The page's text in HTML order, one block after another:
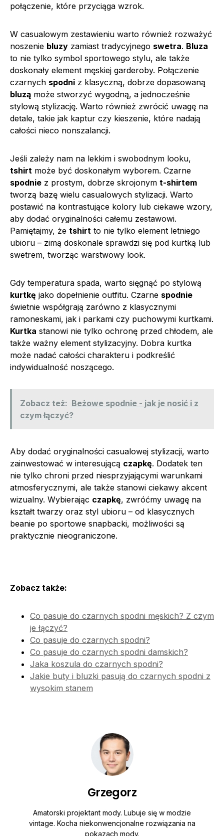
połączenie, które przyciąga wzrok.
W casualowym zestawieniu warto również rozważyć
noszenie bluzy zamiast tradycyjnego swetra. Bluza
to nie tylko symbol sportowego stylu, ale także
doskonały element męskiej garderoby. Połączenie
czarnych spodni z klasyczną, dobrze dopasowaną
bluzą może stworzyć wygodną, a jednocześnie
stylową stylizację. Warto również zwrócić uwagę na
detale, takie jak kaptur czy kieszenie, które nadają
całości nieco nonszalancji.
Jeśli zależy nam na lekkim i swobodnym looku,
tshirt może być doskonałym wyborem. Czarne
spodnie z prostym, dobrze skrojonym t-shirtem
tworzą bazę wielu casualowych stylizacji. Warto
postawić na kontrastujące kolory lub ciekawe wzory,
aby dodać oryginalności całemu zestawowi.
Pamiętajmy, że tshirt to nie tylko element letniego
ubioru – zimą doskonale sprawdzi się pod kurtką lub
swetrem, tworząc warstwowy look.
Gdy temperatura spada, warto sięgnąć po stylową
kurtkę jako dopełnienie outfitu. Czarne spodnie
świetnie współgrają zarówno z klasycznymi
ramoneskami, jak i parkami czy puchowymi kurtkami.
Kurtka stanowi nie tylko ochronę przed chłodem, ale
także ważny element stylizacyjny. Dobra kurtka
może nadać całości charakteru i podkreślić
indywidualność noszącego.
Zobacz też: Beżowe spodnie - jak je nosić i z
czym łączyć?
Aby dodać oryginalności casualowej stylizacji, warto
zainwestować w interesującą czapkę. Dodatek ten
nie tylko chroni przed niesprzyjającymi warunkami
atmosferycznymi, ale także stanowi ciekawy akcent
wizualny. Wybierając czapkę, zwróćmy uwagę na
kształt twarzy oraz styl ubioru – od klasycznych
beanie po sportowe snapbacki, możliwości są
praktycznie nieograniczone.
Zobacz także:
Co pasuje do czarnych spodni męskich? Z czym
je łączyć?
Co pasuje do czarnych spodni?
Co pasuje do czarnych spodni damskich?
Jaka koszula do czarnych spodni?
Jakie buty i bluzki pasują do czarnych spodni z
wysokim stanem
Grzegorz
Amatorski projektant mody. Lubuje się w modzie
vintage. Kocha niekonwencjonalne rozwiązania na
pokazach mody.